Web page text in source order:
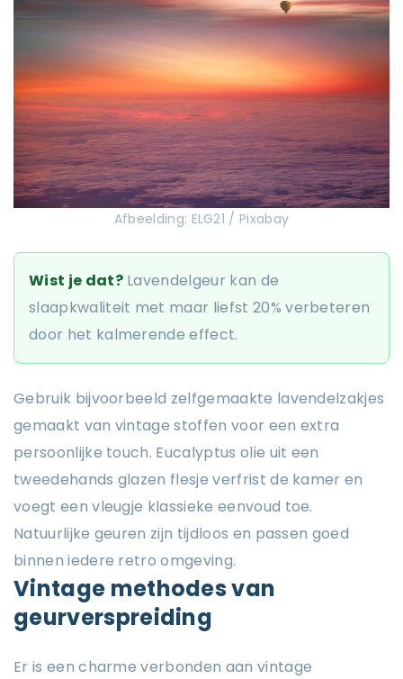
Afbeelding: ELG21 / Pixabay
Wist je dat?Lavendelgeur kan de
slaapkwaliteit met maar liefst 20% verbeteren
door het kalmerende effect.
Gebruik bijvoorbeeld zelfgemaakte lavendelzakjes
gemaakt van vintage stoffen voor een extra
persoonlijke touch. Eucalyptus olie uit een
tweedehands glazen flesje verfrist de kamer en
voegt een vleugje klassieke eenvoud toe.
Natuurlijke geuren zijn tijdloos en passen goed
binnen iedere retro omgeving.
Vintage methodes van
geurverspreiding
Er is een charme verbonden aan vintage